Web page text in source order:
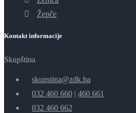
Žepče
Kontakt informacije
Skupština
skupstina@zdk.ba
032 460 660 | 460 661
032 460 662